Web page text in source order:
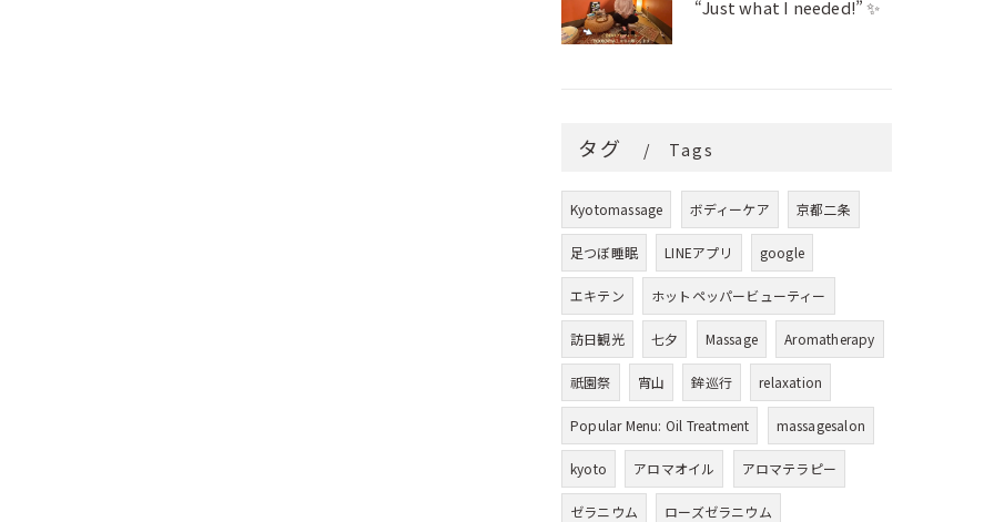
“Just what I needed!” ✨
タグ Tags
Kyotomassage ボディーケア 京都二条
足つぼ睡眠 LINEアプリ google
エキテン ホットペッパービューティー
訪日観光 七夕 Massage Aromatherapy
祇園祭 宵山 鉾巡行 relaxation
Popular Menu: Oil Treatment massagesalon
kyoto アロマオイル アロマテラピー
ゼラニウム ローズゼラニウム